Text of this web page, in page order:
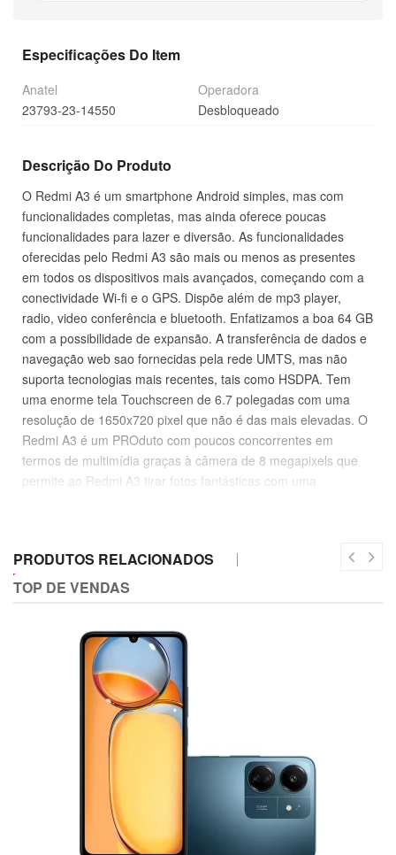
Especificações Do Item
Anatel
23793-23-14550
Operadora
Desbloqueado
Descrição Do Produto
O Redmi A3 é um smartphone Android simples, mas com
funcionalidades completas, mas ainda oferece poucas
funcionalidades para lazer e diversão. As funcionalidades
oferecidas pelo Redmi A3 são mais ou menos as presentes
em todos os dispositivos mais avançados, começando com a
conectividade Wi-fi e o GPS. Dispõe além de mp3 player,
radio, video conferência e bluetooth. Enfatizamos a boa 64 GB
com a possibilidade de expansão. A transferência de dados e
navegação web sao fornecidas pela rede UMTS, mas não
suporta tecnologias mais recentes, tais como HSDPA. Tem
uma enorme tela Touchscreen de 6.7 polegadas com uma
resolução de 1650x720 pixel que não é das mais elevadas. O
Redmi A3 é um PROduto com poucos concorrentes em
termos de multimídia graças à câmera de 8 megapixels que
permite ao Redmi A3 tirar fotos fantásticas com uma
bom para o transporte.
PRODUTOS RELACIONADOS
TOP DE VENDAS